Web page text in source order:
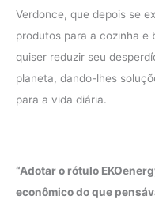
Verdonce, que depois se
produtos para a cozinha e
quiser reduzir seu
planeta, dando-lhes
para a vida diária.
“Adotar o rótulo
econômico do que